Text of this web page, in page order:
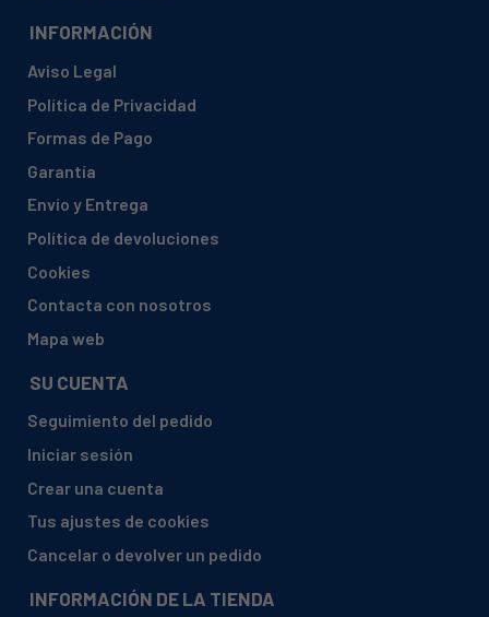
INFORMACIÓN
Aviso Legal
Política de Privacidad
Formas de Pago
Garantía
Envío y Entrega
Política de devoluciones
Cookies
Contacta con nosotros
Mapa web
SU CUENTA
Seguimiento del pedido
Iniciar sesión
Crear una cuenta
Tus ajustes de cookies
Cancelar o devolver un pedido
INFORMACIÓN DE LA TIENDA